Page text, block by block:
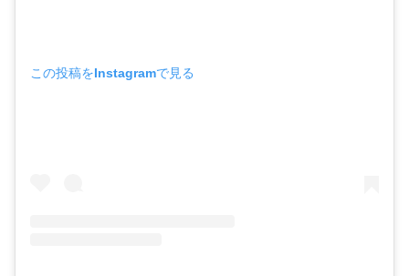
この投稿をInstagramで見る